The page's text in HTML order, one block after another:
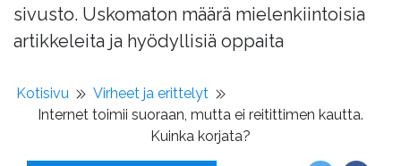
sivusto. Uskomaton määrä mielenkiintoisia
artikkeleita ja hyödyllisiä oppaita
Kotisivu
Virheet ja erittelyt
Internet toimii suoraan, mutta ei reitittimen kautta.
Kuinka korjata?